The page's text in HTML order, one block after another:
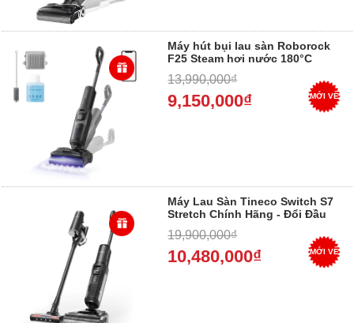
Máy hút bụi lau sàn Roborock
F25 Steam hơi nước 180°C
13,990,000₫
9,150,000₫ MỚI VỀ
Máy Lau Sàn Tineco Switch S7
Stretch Chính Hãng - Đổi Đầu
Hành 24 Tháng 2026
19,900,000₫
10,480,000₫ MỚI VỀ